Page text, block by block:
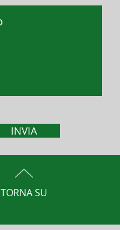
INVIA
TORNA SU